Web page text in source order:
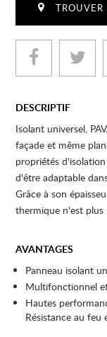
DESCRIPTIF
Isolant universel,
façade et même
propriétés
d'être adaptable
Grâce à son
thermique n'est plus
AVANTAGES
Panneau isolant
Multifonctionnel
Hautes
Résistance au